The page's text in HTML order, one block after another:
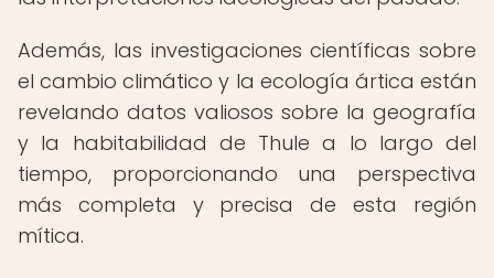
Además, las investigaciones científicas sobre
el cambio climático y la ecología ártica están
revelando datos valiosos sobre la geografía
y la habitabilidad de Thule a lo largo del
tiempo, proporcionando una perspectiva
más completa y precisa de esta región
mítica.